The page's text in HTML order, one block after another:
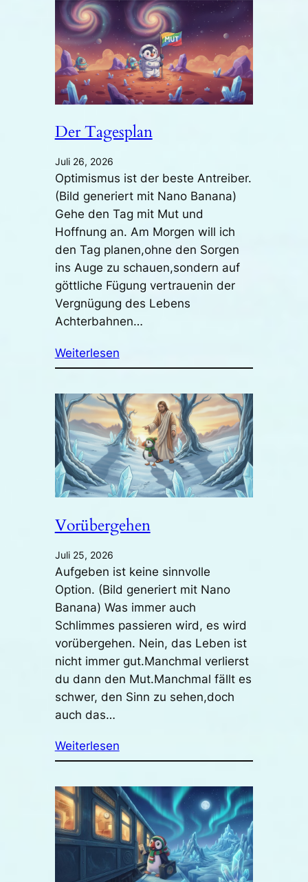
Der Tagesplan
Juli 26, 2026
Optimismus ist der beste Antreiber.
(Bild generiert mit Nano Banana)
Gehe den Tag mit Mut und
Hoffnung an. Am Morgen will ich
den Tag planen,ohne den Sorgen
ins Auge zu schauen,sondern auf
göttliche Fügung vertrauenin der
Vergnügung des Lebens
Achterbahnen…
Weiterlesen
Vorübergehen
Juli 25, 2026
Aufgeben ist keine sinnvolle
Option. (Bild generiert mit Nano
Banana) Was immer auch
Schlimmes passieren wird, es wird
vorübergehen. Nein, das Leben ist
nicht immer gut.Manchmal verlierst
du dann den Mut.Manchmal fällt es
schwer, den Sinn zu sehen,doch
auch das…
Weiterlesen